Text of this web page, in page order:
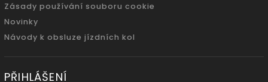
Zásady používání souboru cookie
Novinky
Návody k obsluze jízdních kol
PŘIHLÁŠENÍ